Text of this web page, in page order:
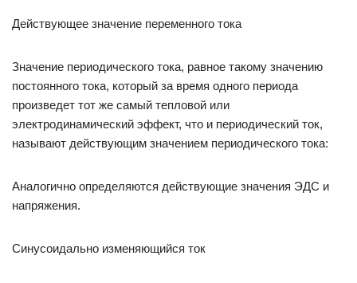
Действующее значение переменного тока
Значение периодического тока, равное такому значению
постоянного тока, который за время одного периода
произведет тот же самый тепловой или
электродинамический эффект, что и периодический ток,
называют действующим значением периодического тока:
Аналогично определяются действующие значения ЭДС и
напряжения.
Синусоидально изменяющийся ток